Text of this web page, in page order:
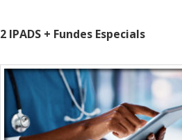
2 IPADS + Fundes Especials